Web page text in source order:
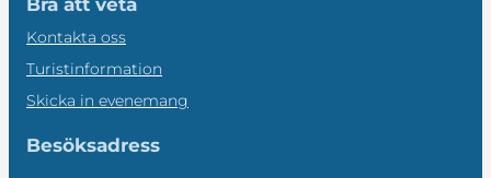
Kontakta oss
Turistinformation
Skicka in evenemang
Besöksadress